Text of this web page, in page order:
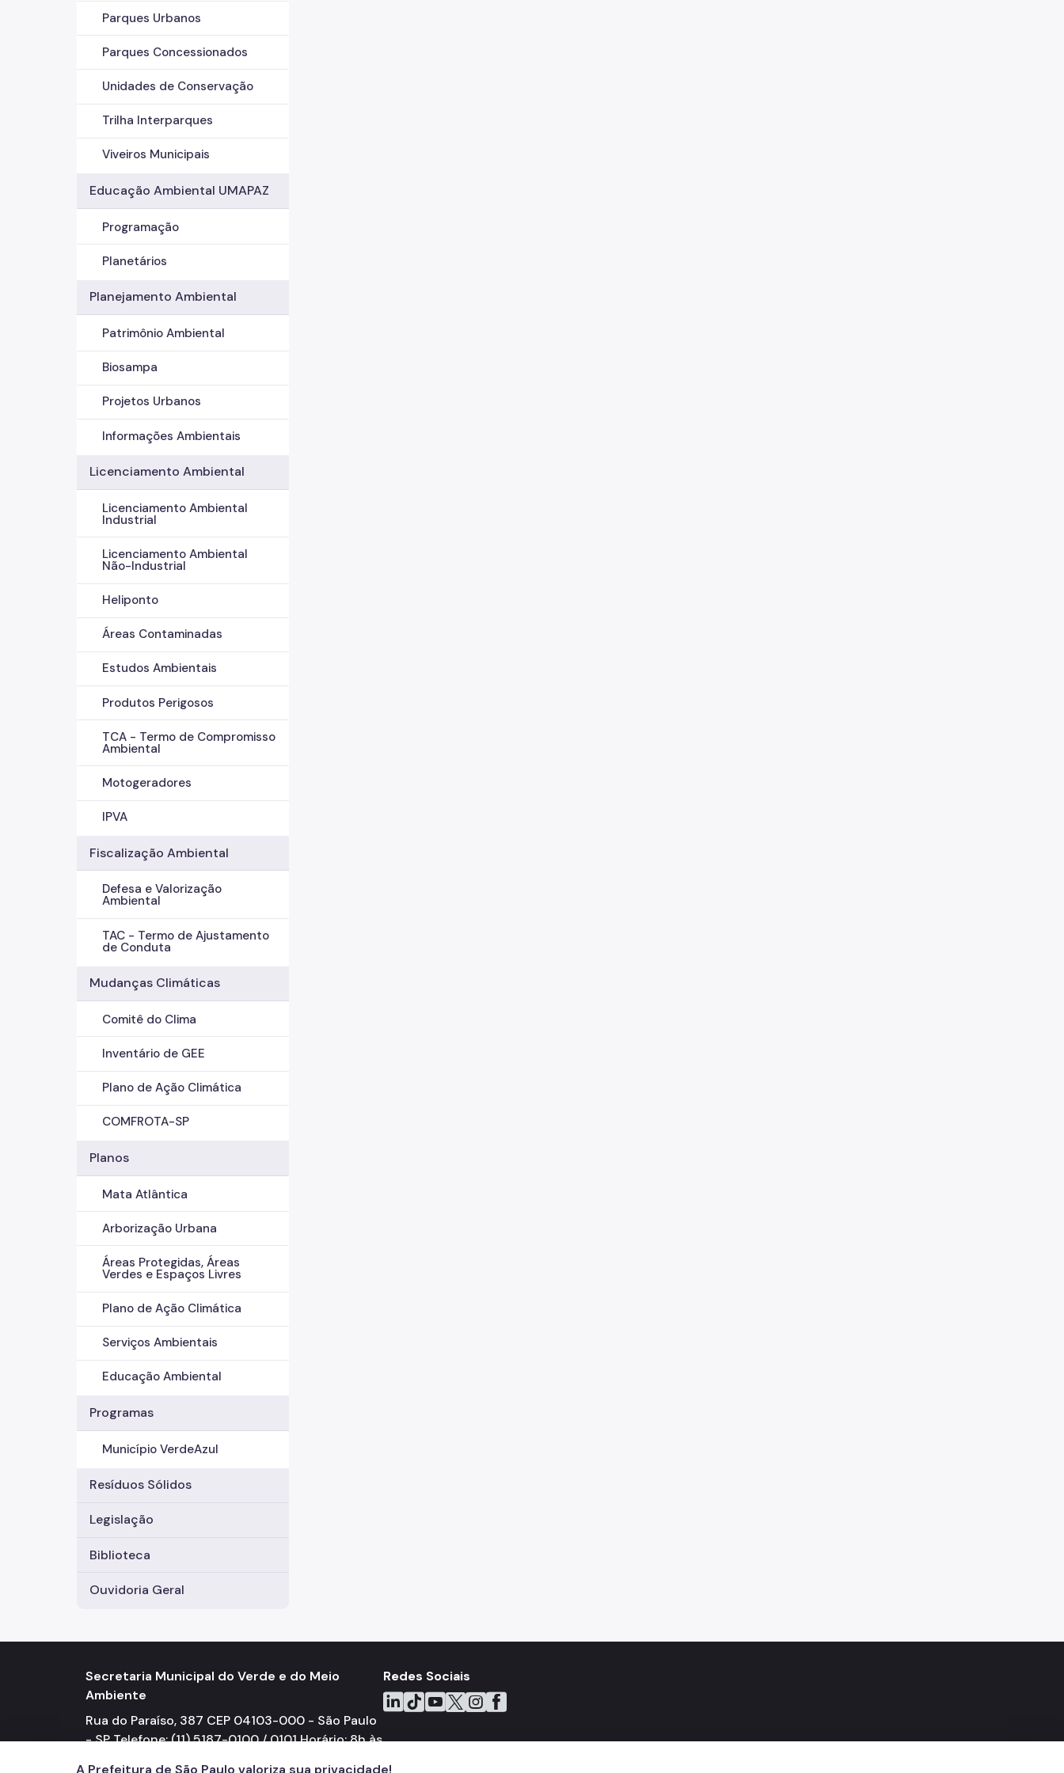
Parques Urbanos
Parques Concessionados
Unidades de Conservação
Trilha Interparques
Viveiros Municipais
Educação Ambiental UMAPAZ
Programação
Planetários
Planejamento Ambiental
Patrimônio Ambiental
Biosampa
Projetos Urbanos
Informações Ambientais
Licenciamento Ambiental
Licenciamento Ambiental
Industrial
Licenciamento Ambiental
Não-Industrial
Heliponto
Áreas Contaminadas
Estudos Ambientais
Produtos Perigosos
TCA - Termo de Compromisso
Ambiental
Motogeradores
IPVA
Fiscalização Ambiental
Defesa e Valorização
Ambiental
TAC - Termo de Ajustamento
de Conduta
Mudanças Climáticas
Comitê do Clima
Inventário de GEE
Plano de Ação Climática
COMFROTA-SP
Planos
Mata Atlântica
Arborização Urbana
Áreas Protegidas, Áreas
Verdes e Espaços Livres
Plano de Ação Climática
Serviços Ambientais
Educação Ambiental
Programas
Município VerdeAzul
Resíduos Sólidos
Legislação
Biblioteca
Ouvidoria Geral
Secretaria Municipal do Verde e do Meio
Ambiente
Rua do Paraíso, 387 CEP 04103-000 - São Paulo
- SP Telefone: (11) 5187-0100 / 0101 Horário: 8h às
Redes Sociais
Icone do LinkedIn
Icone do TikTok
Icone do YouTube
Icone do X
Icone do Instagram
Icone do Facebook
A Prefeitura de São Paulo valoriza sua privacidade!